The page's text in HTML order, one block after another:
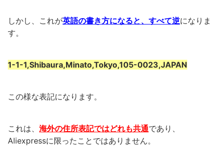
しかし、これが英語の書き方になると、すべて逆になりま
す。
1-1-1,Shibaura,Minato,Tokyo,105-0023,JAPAN
この様な表記になります。
これは、 海外の住所表記ではどれも共通であり、
Aliexpressに限ったことではありません。